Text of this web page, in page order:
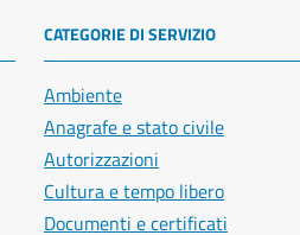
CATEGORIE DI SERVIZIO
Ambiente
Anagrafe e stato civile
Autorizzazioni
Cultura e tempo libero
Documenti e certificati